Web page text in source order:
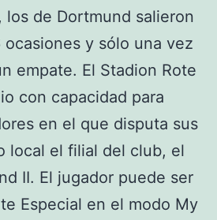
de Dortmund salieron
ocasiones y sólo una vez
empate. El Stadion Rote
con capacidad para
en el que disputa sus
local el filial del club, el
II. El jugador puede ser
Especial en el modo My